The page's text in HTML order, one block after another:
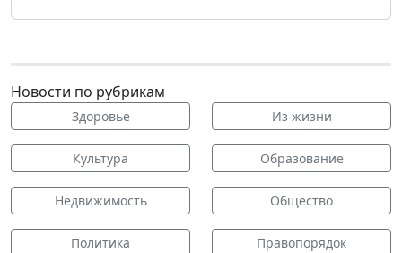
Новости по рубрикам
Здоровье Из жизни
Культура Образование
Недвижимость Общество
Политика Правопорядок